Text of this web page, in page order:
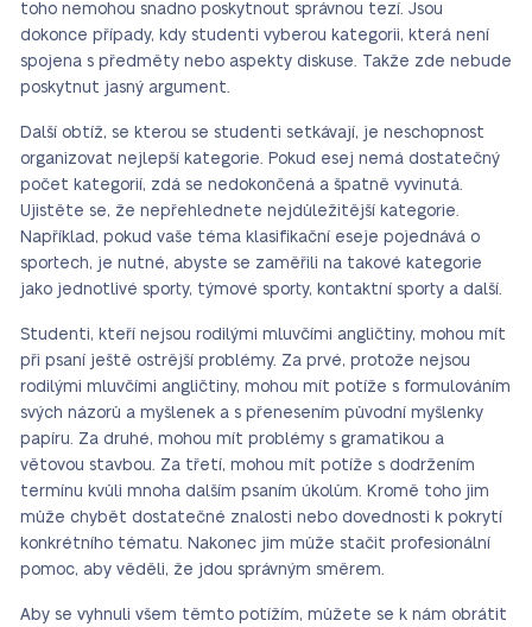
toho nemohou snadno poskytnout správnou tezí. Jsou
dokonce případy, kdy studenti vyberou kategorii, která není
spojena s předměty nebo aspekty diskuse. Takže zde nebude
poskytnut jasný argument.
Další obtíž, se kterou se studenti setkávají, je neschopnost
organizovat nejlepší kategorie. Pokud esej nemá dostatečný
počet kategorií, zdá se nedokončená a špatně vyvinutá.
Ujistěte se, že nepřehlednete nejdůležitější kategorie.
Například, pokud vaše téma klasifikační eseje pojednává o
sportech, je nutné, abyste se zaměřili na takové kategorie
jako jednotlivé sporty, týmové sporty, kontaktní sporty a další.
Studenti, kteří nejsou rodilými mluvčími angličtiny, mohou mít
při psaní ještě ostrější problémy. Za prvé, protože nejsou
rodilými mluvčími angličtiny, mohou mít potíže s formulováním
svých názorů a myšlenek a s přenesením původní myšlenky
papíru. Za druhé, mohou mít problémy s gramatikou a
větovou stavbou. Za třetí, mohou mít potíže s dodržením
termínu kvůli mnoha dalším psaním úkolům. Kromě toho jim
může chybět dostatečné znalosti nebo dovednosti k pokrytí
konkrétního tématu. Nakonec jim může stačit profesionální
pomoc, aby věděli, že jdou správným směrem.
Aby se vyhnuli všem těmto potížím, můžete se k nám obrátit